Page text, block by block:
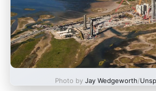
Photo by Jay Wedgeworth/